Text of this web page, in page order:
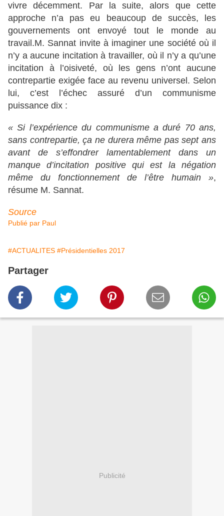
vivre décemment. Par la suite, alors que cette
approche n’a pas eu beaucoup de succès, les
gouvernements ont envoyé tout le monde au
travail.M. Sannat invite à imaginer une société où il
n’y a aucune incitation à travailler, où il n’y a qu’une
incitation à l’oisiveté, où les gens n’ont aucune
contrepartie exigée face au revenu universel. Selon
lui, c’est l’échec assuré d’un communisme
puissance dix :
« Si l’expérience du communisme a duré 70 ans,
sans contrepartie, ça ne durera même pas sept ans
avant de s’effondrer lamentablement dans un
manque d’incitation positive qui est la négation
même du fonctionnement de l’être humain »,
résume M. Sannat.
Source
Publié par Paul
#ACTUALITES #Présidentielles 2017
Partager
Publicité